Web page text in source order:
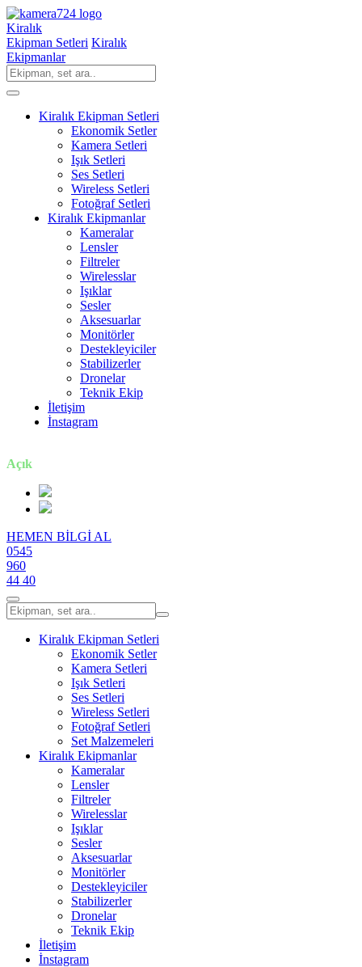
Kiralık
Ekipman Setleri Kiralık
Ekipmanlar
Kiralık Ekipman Setleri
Ekonomik Setler
Kamera Setleri
Işık Setleri
Ses Setleri
Wireless Setleri
Fotoğraf Setleri
Kiralık Ekipmanlar
Kameralar
Lensler
Filtreler
Wirelesslar
Işıklar
Sesler
Aksesuarlar
Monitörler
Destekleyiciler
Stabilizerler
Dronelar
Teknik Ekip
İletişim
İnstagram
Açık
HEMEN BİLGİ AL
0545
960
44 40
Kiralık Ekipman Setleri
Ekonomik Setler
Kamera Setleri
Işık Setleri
Ses Setleri
Wireless Setleri
Fotoğraf Setleri
Set Malzemeleri
Kiralık Ekipmanlar
Kameralar
Lensler
Filtreler
Wirelesslar
Işıklar
Sesler
Aksesuarlar
Monitörler
Destekleyiciler
Stabilizerler
Dronelar
Teknik Ekip
İletişim
İnstagram